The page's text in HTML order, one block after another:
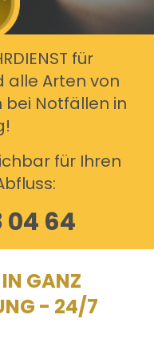
für
alle Arten von
Notfällen in
für Ihren
04 64
GANZ
- 24/7